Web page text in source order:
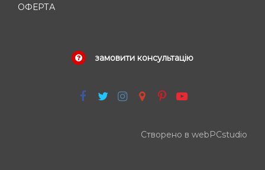
ОФЕРТА
замовити консультацію
Створено в webPCstudio